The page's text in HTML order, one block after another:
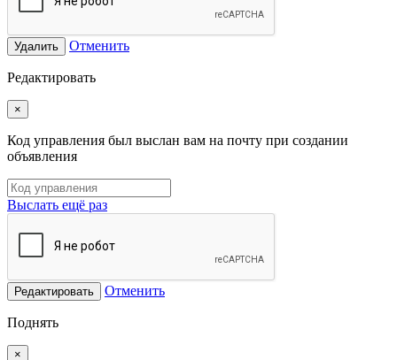
Удалить Отменить
Редактировать
×
Код управления был выслан вам на почту при создании
объявления
Выслать ещё раз
Редактировать Отменить
Поднять
×